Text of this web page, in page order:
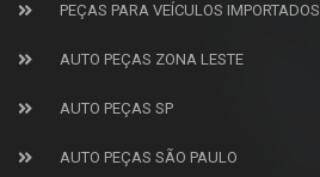
PEÇAS PARA VEÍCULOS IMPORTADOS
AUTO PEÇAS ZONA LESTE
AUTO PEÇAS SP
AUTO PEÇAS SÃO PAULO